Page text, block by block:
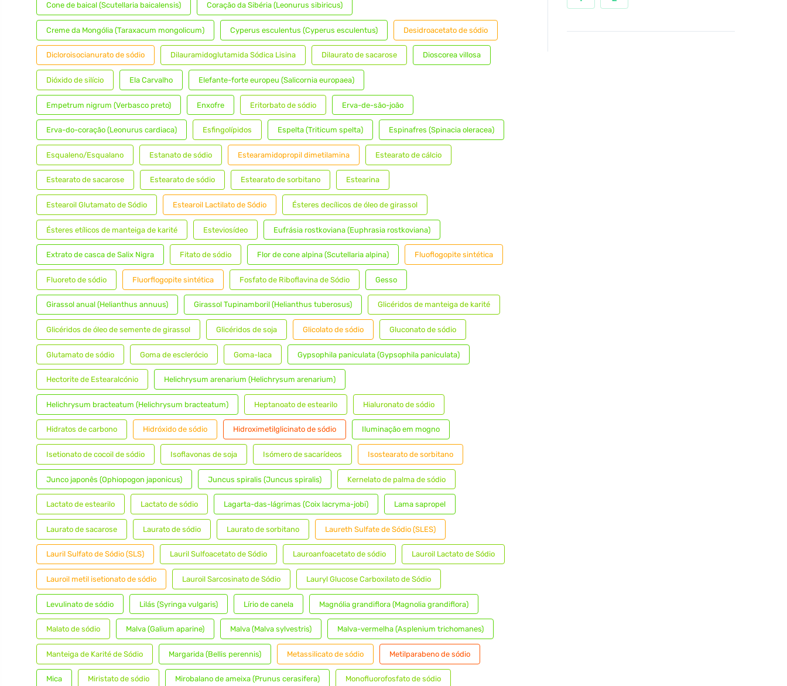
Cone de baical (Scutellaria baicalensis) Coração da Sibéria (Leonurus sibiricus)
Creme da Mongólia (Taraxacum mongolicum) Cyperus esculentus (Cyperus esculentus) Desidroacetato de sódio
Dicloroisocianurato de sódio Dilauramidoglutamida Sódica Lisina Dilaurato de sacarose Dioscorea villosa
Dióxido de silício Ela Carvalho Elefante-forte europeu (Salicornia europaea)
Empetrum nigrum (Verbasco preto) Enxofre Eritorbato de sódio Erva-de-são-joão
Erva-do-coração (Leonurus cardiaca) Esfingolípidos Espelta (Triticum spelta) Espinafres (Spinacia oleracea)
Esqualeno/Esqualano Estanato de sódio Estearamidopropil dimetilamina Estearato de cálcio
Estearato de sacarose Estearato de sódio Estearato de sorbitano Estearina
Estearoil Glutamato de Sódio Estearoil Lactilato de Sódio Ésteres decílicos de óleo de girassol
Ésteres etílicos de manteiga de karité Esteviosídeo Eufrásia rostkoviana (Euphrasia rostkoviana)
Extrato de casca de Salix Nigra Fitato de sódio Flor de cone alpina (Scutellaria alpina) Fluoflogopite sintética
Fluoreto de sódio Fluorflogopite sintética Fosfato de Riboflavina de Sódio Gesso
Girassol anual (Helianthus annuus) Girassol Tupinamboril (Helianthus tuberosus) Glicéridos de manteiga de karité
Glicéridos de óleo de semente de girassol Glicéridos de soja Glicolato de sódio Gluconato de sódio
Glutamato de sódio Goma de esclerócio Goma-laca Gypsophila paniculata (Gypsophila paniculata)
Hectorite de Estearalcónio Helichrysum arenarium (Helichrysum arenarium)
Helichrysum bracteatum (Helichrysum bracteatum) Heptanoato de estearilo Hialuronato de sódio
Hidratos de carbono Hidróxido de sódio Hidroximetilglicinato de sódio Iluminação em mogno
Isetionato de cocoil de sódio Isoflavonas de soja Isómero de sacarídeos Isostearato de sorbitano
Junco japonês (Ophiopogon japonicus) Juncus spiralis (Juncus spiralis) Kernelato de palma de sódio
Lactato de estearilo Lactato de sódio Lagarta-das-lágrimas (Coix lacryma-jobi) Lama sapropel
Laurato de sacarose Laurato de sódio Laurato de sorbitano Laureth Sulfate de Sódio (SLES)
Lauril Sulfato de Sódio (SLS) Lauril Sulfoacetato de Sódio Lauroanfoacetato de sódio Lauroil Lactato de Sódio
Lauroil metil isetionato de sódio Lauroil Sarcosinato de Sódio Lauryl Glucose Carboxilato de Sódio
Levulinato de sódio Lilás (Syringa vulgaris) Lírio de canela Magnólia grandiflora (Magnolia grandiflora)
Malato de sódio Malva (Galium aparine) Malva (Malva sylvestris) Malva-vermelha (Asplenium trichomanes)
Manteiga de Karité de Sódio Margarida (Bellis perennis) Metassilicato de sódio Metilparabeno de sódio
Mica Miristato de sódio Mirobalano de ameixa (Prunus cerasifera) Monofluorofosfato de sódio